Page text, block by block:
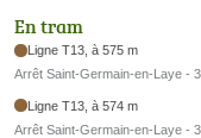
En tram
Ligne T13, à 575 m
Arrêt Saint-Germain-en-Laye -
Ligne T13, à 574 m
Arrêt Saint-Germain-en-Laye -